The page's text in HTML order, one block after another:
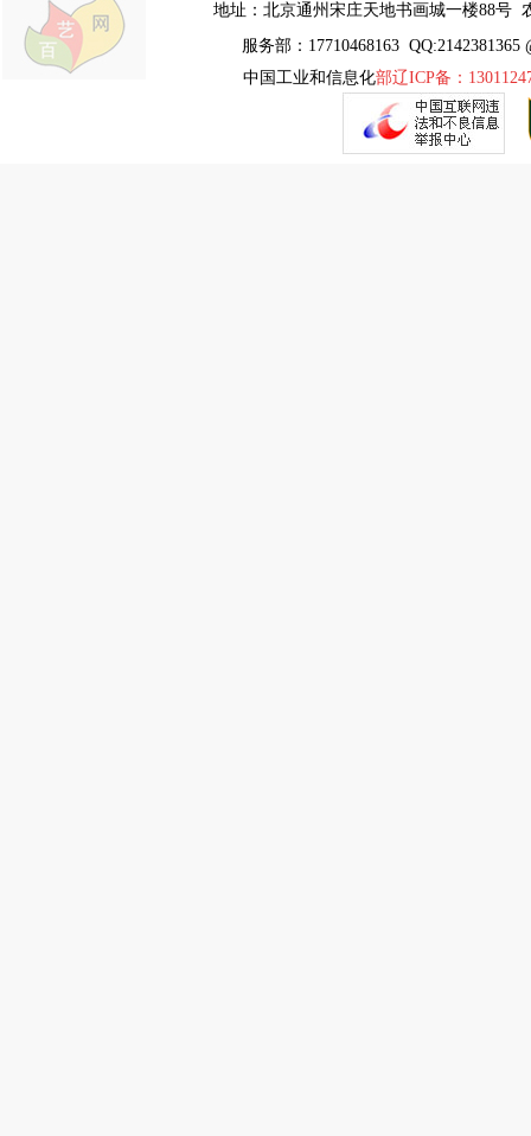
地址： 北京通州宋庄天地书画城一楼88号
服务部：17710468163 QQ:2142381365
中国工业和信息化部辽ICP备：